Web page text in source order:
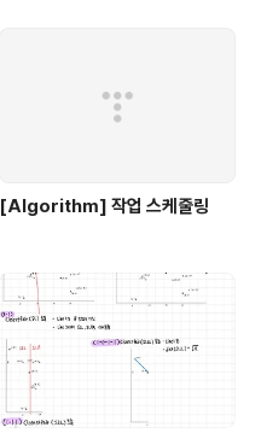
[Algorithm] 작업 스케줄링